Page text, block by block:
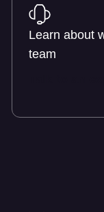
Learn about
team